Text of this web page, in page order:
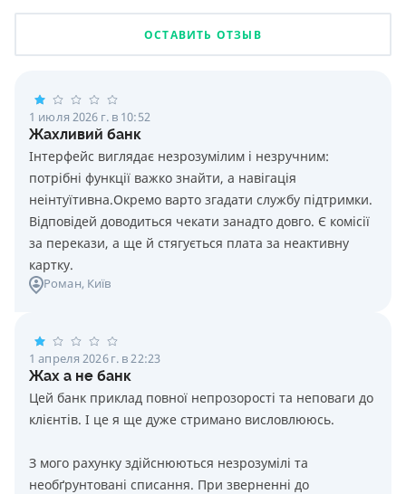
ОСТАВИТЬ ОТЗЫВ
1 июля 2026 г. в 10:52
Жахливий банк
Інтерфейс виглядає незрозумілим і незручним:
потрібні функції важко знайти, а навігація
неінтуїтивна.Окремо варто згадати службу підтримки.
Відповідей доводиться чекати занадто довго. Є комісії
за перекази, а ще й стягується плата за неактивну
картку.
Роман, Київ
1 апреля 2026 г. в 22:23
Жах а не банк
Цей банк приклад повної непрозорості та неповаги до
клієнтів. І це я ще дуже стримано висловлююсь.
З мого рахунку здійснюються незрозумілі та
необґрунтовані списання. При зверненні до